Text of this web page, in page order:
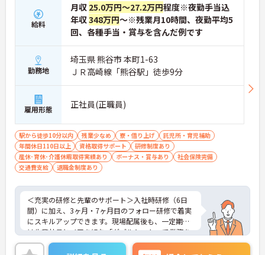
給料
月収 25.0万円～27.2万円程度※夜勤手当込
年収348万円～※残業月10時間、夜勤平均5
回、各種手当・賞与を含んだ例です
勤務地
埼玉県 熊谷市 本町1-63
ＪＲ高崎線「熊谷駅」徒歩9分
雇用形態 正社員(正職員)
駅から徒歩10分以内 残業少なめ 寮・借り上げ
託児所・育児補助
年間休日110日以上
資格取得サポート
研修制度あり
産休･育休･介護休暇取得実績あり
ボーナス・賞与あり
社会保険完備
交通費支給
退職金制度あり
＜充実の研修と先輩のサポート＞入社時研修（6日
間）に加え、3ヶ月・7ヶ月目のフォロー研修で着実
にスキルアップできます。現場配属後も、一定期間
は先輩社員とペアを組む「ダブルシフト」で業務を
習得できるので、一人で抱え込むことはありませ
ん。